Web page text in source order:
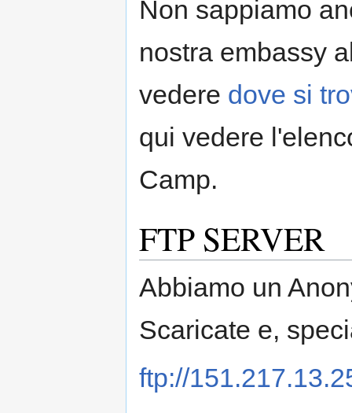
Non sappiamo
nostra embassy
vedere dove si
qui vedere
Camp.
FTP SERVER
Abbiamo un
Scaricate e,
ftp://